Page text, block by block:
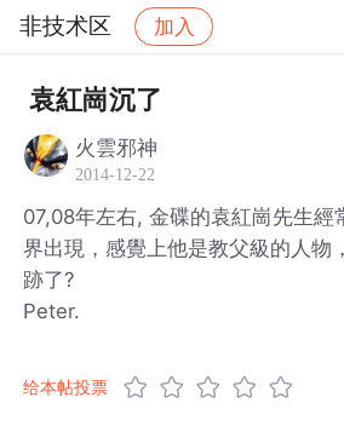
非技术区 加入
社区 非技术区
袁紅崗沉了
火雲邪神
2014-12-22
07,08年左右, 金碟的袁紅崗先生經
界出現，感覺上他是教父級的人物
跡了?
Peter.
给本帖投票